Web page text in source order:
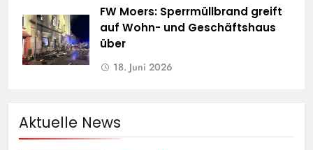
FW Moers: Sperrmüllbrand greift
auf Wohn- und Geschäftshaus
über
18. Juni 2026
Aktuelle News